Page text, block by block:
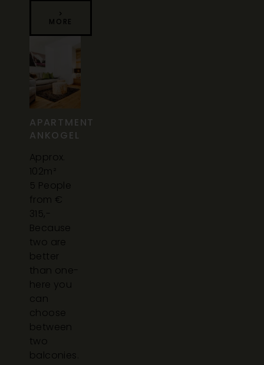
>
MORE
APARTMENT
ANKOGEL
Approx.
102m²
5 People
from €
315,-
Because
two are
better
than one-
here you
can
choose
between
two
balconies.